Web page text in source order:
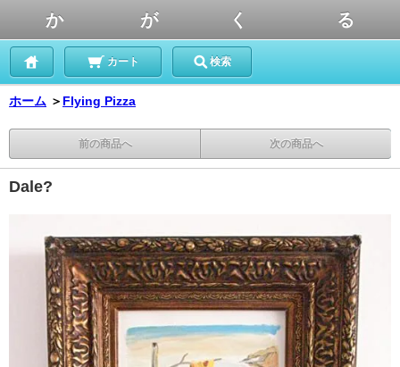
か が く る
カート 検索
ホーム ＞ Flying Pizza
前の商品へ 次の商品へ
Dale?